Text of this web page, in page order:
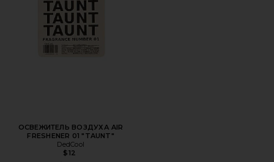
ОСВЕЖИТЕЛЬ ВОЗДУХА AIR
FRESHENER 01 "TAUNT"
DedCool
$12